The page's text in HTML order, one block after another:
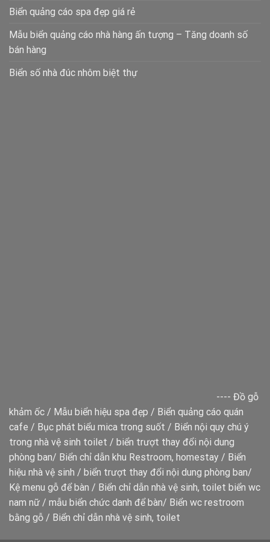
Biển quảng cáo spa đẹp giá rẻ
Mẫu biển quảng cáo nhà hàng ấn tượng – Tăng doanh số
bán hàng
Biển số nhà đúc nhôm biệt thự
---- Đồ gỗ
khảm ốc / Mẫu biển hiệu spa đẹp / Biển quảng cáo quán
cafe / Bục phát biểu mica trong suốt / Biển nội quy chú ý
trong nhà vệ sinh toilet / biển trượt thay đổi nội dung
phòng ban/ Biển chỉ dẫn khu Restroom, homestay / Biển
hiệu nhà vệ sinh / biển trượt thay đổi nội dung phòng ban/
Kệ menu gỗ để bàn / Biển chỉ dẫn nhà vệ sinh, toilet biển wc
nam nữ / mẫu biển chức danh để bàn/ Biển wc restroom
bằng gỗ / Biển chỉ dẫn nhà vệ sinh, toilet